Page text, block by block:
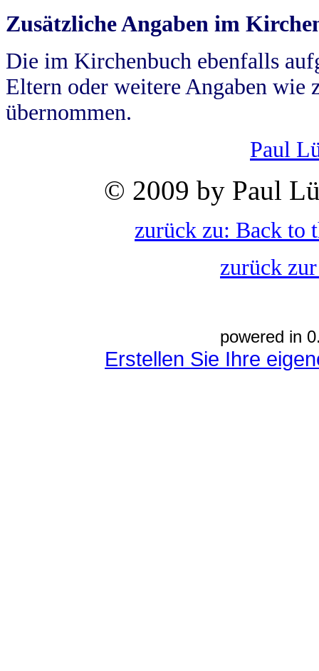
Zusätzliche Angaben im
Die im Kirchenbuch ebenfalls
Eltern oder weitere Angaben wie
übernommen.
Paul
© 2009 by Paul
zurück zu: Back to
zurück
powered in
Erstellen Sie Ihre